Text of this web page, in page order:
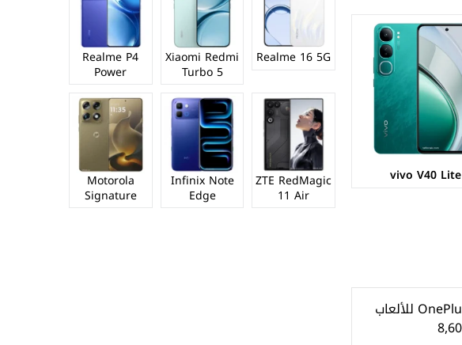
vivo V40 Lite
إطلاق هاتف OnePlus Ace 6 Ultra للألعاب
Realme 16 5G
Xiaomi Redmi
Turbo 5
Realme P4
Power
ZTE RedMagic
11 Air
Infinix Note
Edge
Motorola
Signature